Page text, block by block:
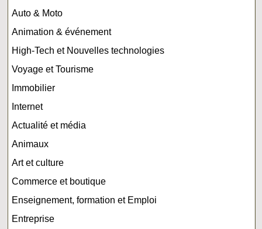
Auto & Moto
Animation & événement
High-Tech et Nouvelles technologies
Voyage et Tourisme
Immobilier
Internet
Actualité et média
Animaux
Art et culture
Commerce et boutique
Enseignement, formation et Emploi
Entreprise